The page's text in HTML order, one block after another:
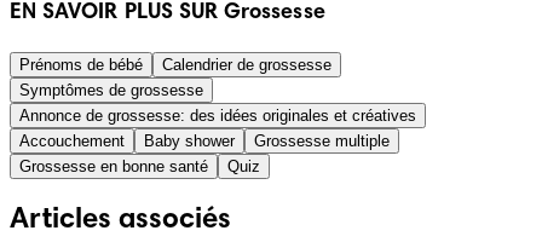
EN SAVOIR PLUS SUR Grossesse
Prénoms de bébé
Calendrier de grossesse
Symptômes de grossesse
Annonce de grossesse: des idées originales et créatives
Accouchement
Baby shower
Grossesse multiple
Grossesse en bonne santé
Quiz
Articles associés